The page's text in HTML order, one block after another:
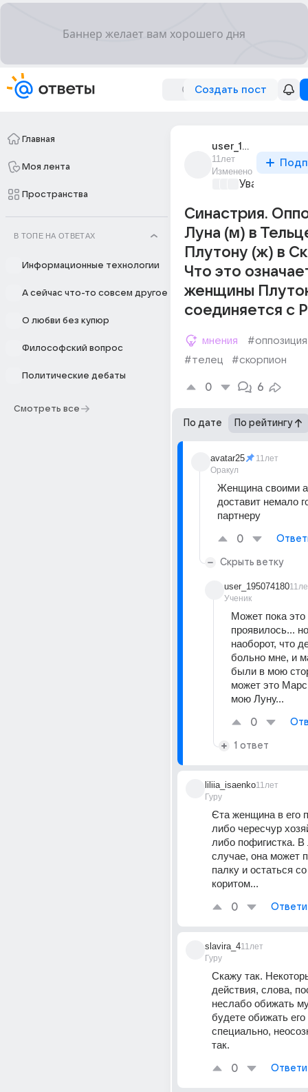
Создать пост
Главная
Моя лента
Пространства
В ТОПЕ НА ОТВЕТАХ
Информационные технологии
А сейчас что-то совсем другое
О любви без купюр
Философский вопрос
Политические дебаты
Смотреть все
user_195074180
11лет
Изменено
Уважаемый
Синастрия.
Луна (м) в
Плутону (ж) в
Что это
женщины
соединяется с
мнения
#оппозиция
#телец
#скорпион
0 6
По дате По рейтингу
avatar25
Оракул
11лет
Женщина своими
доставит немало
партнеру
0
Скрыть ветку
user_195074180
Ученик
Может пока
проявилось...
наоборот, что
больно мне, и
были в мою
может это
мою Луну...
0
1 ответ
liliia_isaenko
Гуру
11лет
Єта женщина в его
либо чересчур
либо пофигистка.
случае, она может
палку и остаться
коритом...
0
slavira_4
Гуру
11лет
Скажу так.
действия, слова,
неслабо обижать
будете обижать его
специально,
так.
0